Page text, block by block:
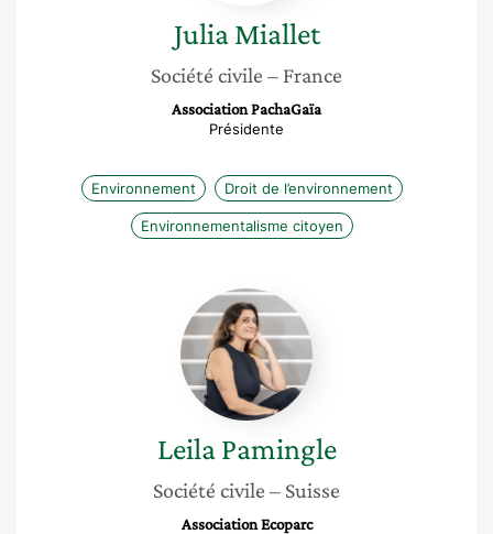
Julia Miallet
Société civile – France
Association PachaGaïa
Présidente
Environnement Droit de l’environnement
Environnementalisme citoyen
Leila
Pamingle
Leila Pamingle
Société civile – Suisse
Association Ecoparc